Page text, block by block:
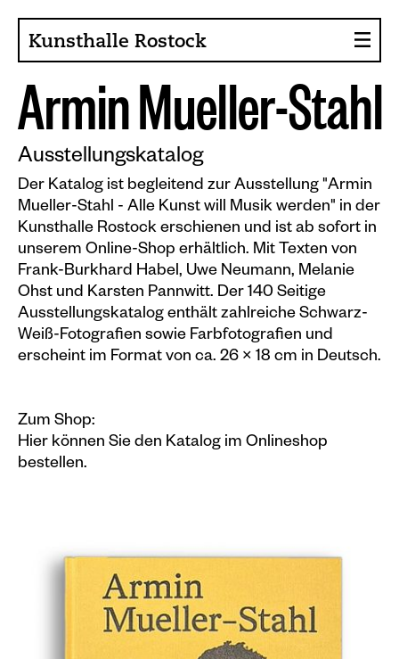
Kunsthalle Rostock
Über die Kunsthalle
Sammlung
Ansprechpartner
Förderer, Projekte
Presse
Café im Gräsergarten
Aktuelles
Information
Kunstvermittlung &
Museumspädagogik
Ausstellungen
Aktuell
ArminMueller-Stahl
Ausstellungskatalog
Der Katalog ist begleitend zur Ausstellung "Armin
Mueller-Stahl - Alle Kunst will Musik werden" in der
Kunsthalle Rostock erschienen und ist ab sofort in
unserem Online-Shop erhältlich. Mit Texten von
Frank-Burkhard Habel, Uwe Neumann, Melanie
Ohst und Karsten Pannwitt. Der 140 Seitige
Ausstellungskatalog enthält zahlreiche Schwarz-
Weiß-Fotografien sowie Farbfotografien und
erscheint im Format von ca. 26 × 18 cm in Deutsch.
Zum Shop:
Hier können Sie den Katalog im Onlineshop
bestellen.